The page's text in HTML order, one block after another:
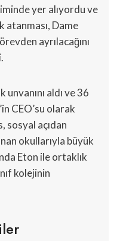
yer alıyordu ve
atanması, Dame
ayrılacağını
aldı ve 36
CEO’su olarak
sosyal açıdan
okullarıyla büyük
Eton ile ortaklık
kolejinin